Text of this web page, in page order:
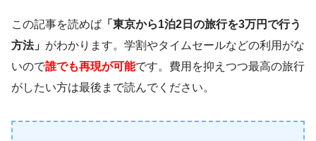
この記事を読めば 「東京から1泊2日の旅行を3万円で行う
方法」 がわかります。学割やタイムセールなどの利用がな
いので誰でも再現が可能です。費用を抑えつつ最高の旅行
がしたい方は最後まで読んでください。